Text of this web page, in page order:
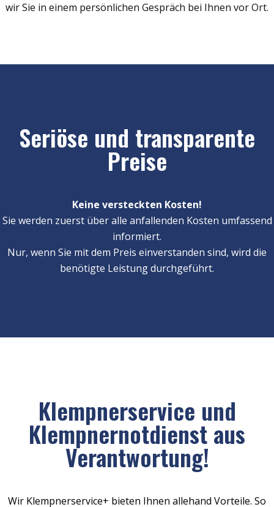
wir Sie in einem persönlichen Gespräch bei Ihnen vor Ort.
Seriöse und transparente
Preise
Keine versteckten Kosten!
Sie werden zuerst über alle anfallenden Kosten umfassend
informiert.
Nur, wenn Sie mit dem Preis einverstanden sind, wird die
benötigte Leistung durchgeführt.
Klempnerservice und
Klempnernotdienst aus
Verantwortung!
Wir Klempnerservice+ bieten Ihnen allehand Vorteile. So